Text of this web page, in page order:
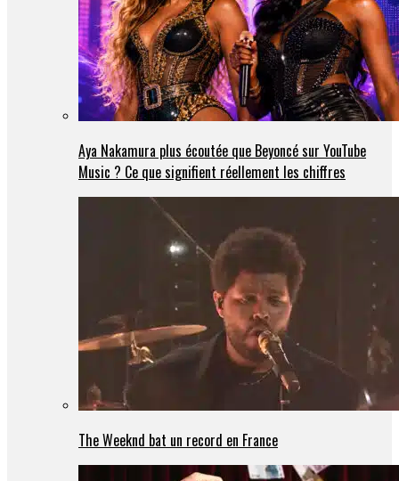
Aya Nakamura plus écoutée que Beyoncé sur YouTube
Music ? Ce que signifient réellement les chiffres
The Weeknd bat un record en France